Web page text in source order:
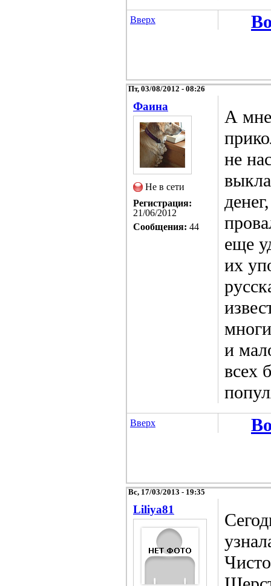
Вверх
Пт, 03/08/2012 - 08:26
Фаина
Не в сети
Регистрация:
21/06/2012
Сообщения: 44
А мне
не
еще
их
и
всех
Вверх
Вс, 17/03/2013 - 19:35
Liliya81